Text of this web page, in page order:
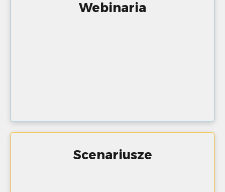
Webinaria
Scenariusze